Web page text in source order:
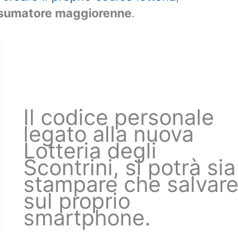
maggiorenne.
Il codice personale
legato alla nuova
Lotteria degli
Scontrini, si potrà sia
stampare che salvare
sul proprio
smartphone.